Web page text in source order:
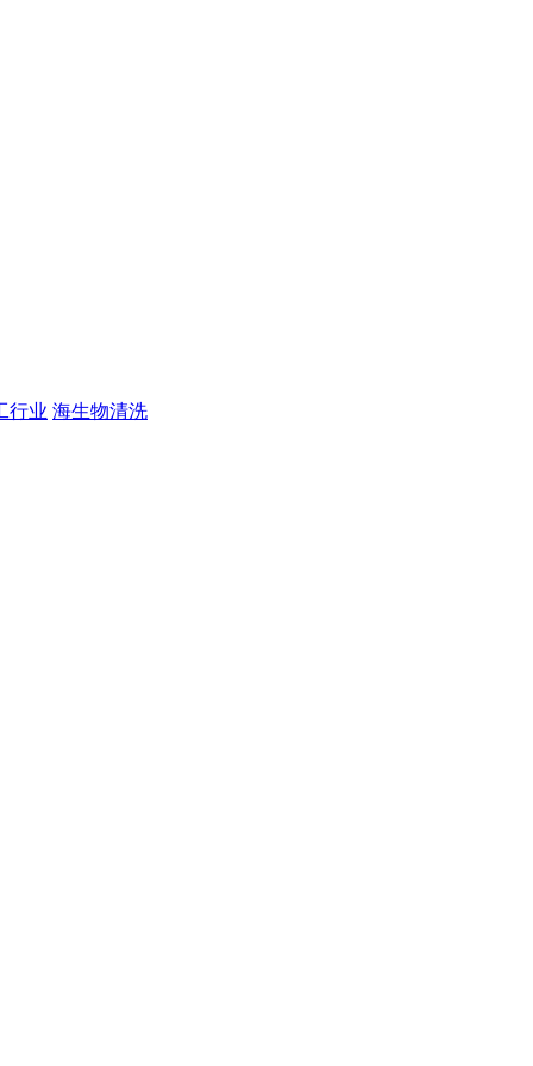
行业 海生物清洗